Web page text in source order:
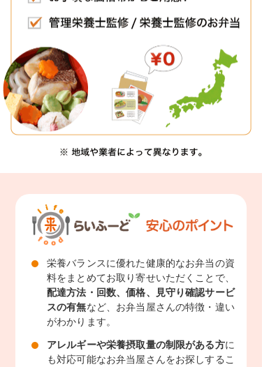
栄養バランスに優れた健康的なお弁当の資
料をまとめてお取り寄せいただくことで、
配達方法・回数、価格、見守り確認サービ
スの有無など、お弁当屋さんの特徴・違い
がわかります。
アレルギーや栄養摂取量の制限がある方に
も対応可能なお弁当屋さんをお探しするこ